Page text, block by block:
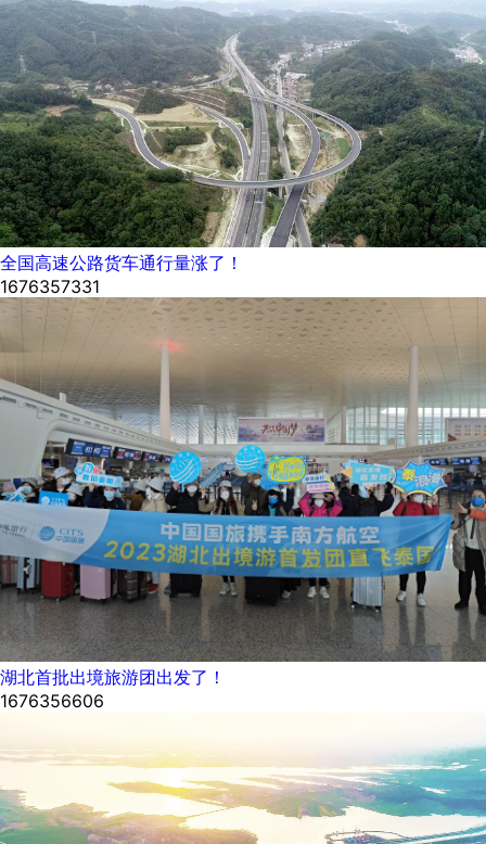
全国高速公路货车通行量涨了！
1676357331
湖北首批出境旅游团出发了！
1676356606